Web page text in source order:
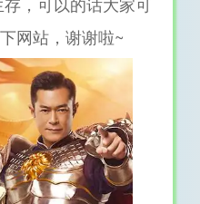
网站，谢谢啦~